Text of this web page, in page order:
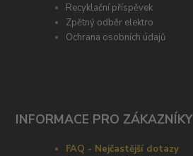
Recyklační příspěvek
Zpětný odběr elektro
Ochrana osobních údajů
INFORMACE PRO ZÁKAZNÍKY
FAQ - Nejčastější dotazy